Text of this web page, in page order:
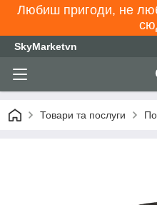
Любиш пригоди, не
SkyMarketvn
Товари та послуги